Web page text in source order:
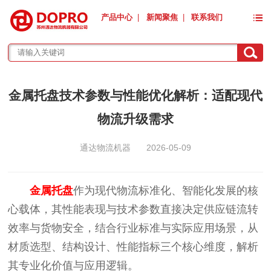
产品中心 新闻聚焦 联系我们
金属托盘技术参数与性能优化解析：适配现代
物流升级需求
通达物流机器 2026-05-09
金属托盘作为现代物流标准化、智能化发展的核
心载体，其性能表现与技术参数直接决定供应链流转
效率与货物安全，结合行业标准与实际应用场景，从
材质选型、结构设计、性能指标三个核心维度，解析
其专业化价值与应用逻辑。